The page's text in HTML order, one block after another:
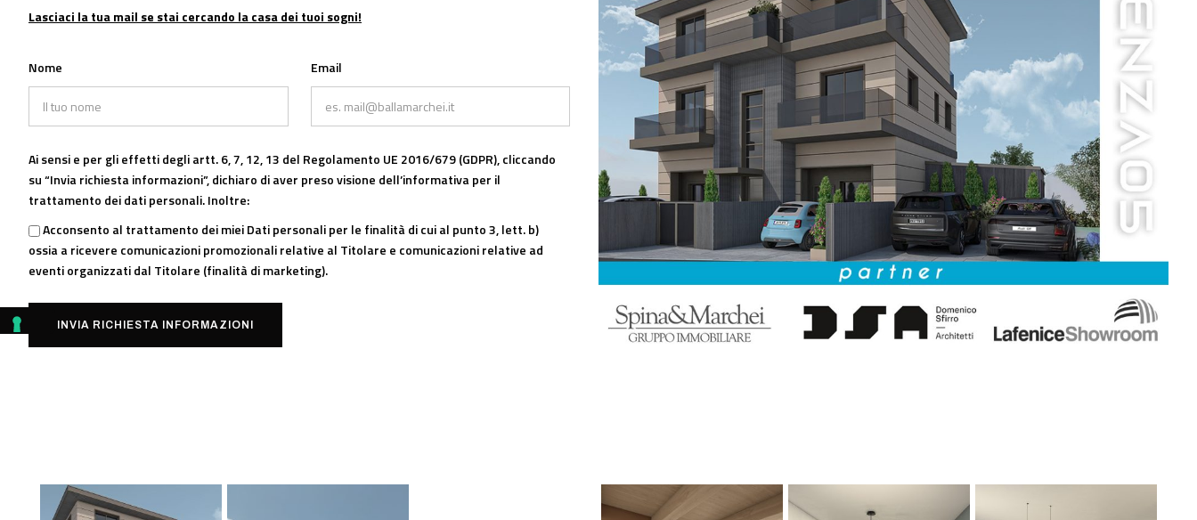
Lasciaci la tua mail se stai cercando la casa dei tuoi sogni!
Nome Email
Ai sensi e per gli effetti degli artt. 6, 7, 12, 13 del Regolamento UE 2016/679 (GDPR), cliccando
su “Invia richiesta informazioni”, dichiaro di aver preso visione dell’informativaper il
trattamento dei dati personali. Inoltre:
Acconsento al trattamento dei miei Dati personali per le finalità di cui al punto 3, lett. b)
ossia a ricevere comunicazioni promozionali relative al Titolare e comunicazioni relative ad
eventi organizzati dal Titolare (finalità di marketing).
INVIA RICHIESTA INFORMAZIONI